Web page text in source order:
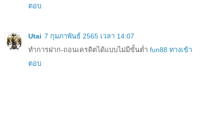
ตอบ
Utai 7 กุมภาพันธ์ 2565 เวลา 14:07
ทำการฝาก-ถอนเครดิตได้แบบไม่มีขั้นต่ำ fun88 ทางเข้า
ตอบ